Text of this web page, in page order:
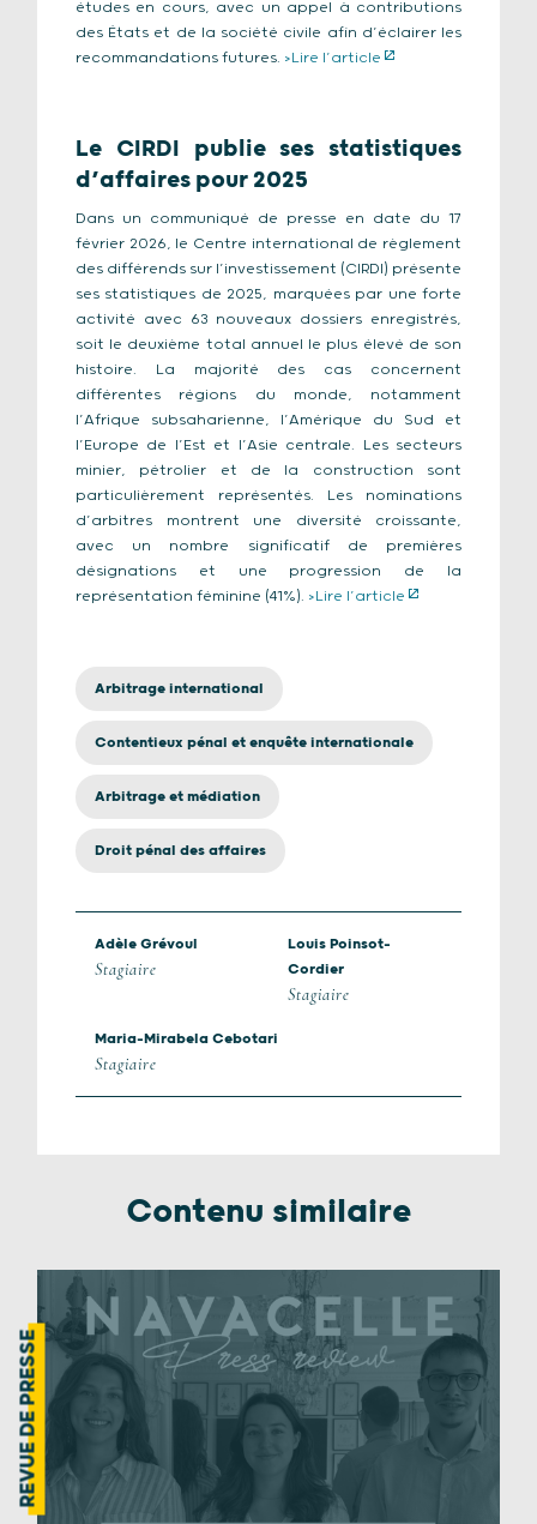
études en cours, avec un appel à contributions
des États et de la société civile afin d’éclairer les
recommandations futures. >Lire l’article
Le CIRDI publie ses statistiques
d’affaires pour 2025
Dans un communiqué de presse en date du 17
février 2026, le Centre international de règlement
des différends sur l’investissement (CIRDI) présente
ses statistiques de 2025, marquées par une forte
activité avec 63 nouveaux dossiers enregistrés,
soit le deuxième total annuel le plus élevé de son
histoire. La majorité des cas concernent
différentes régions du monde, notamment
l’Afrique subsaharienne, l’Amérique du Sud et
l’Europe de l’Est et l’Asie centrale. Les secteurs
minier, pétrolier et de la construction sont
particulièrement représentés. Les nominations
d’arbitres montrent une diversité croissante,
avec un nombre significatif de premières
désignations et une progression de la
représentation féminine (41%). >Lire l’article
Arbitrage international
Contentieux pénal et enquête internationale
Arbitrage et médiation
Droit pénal des affaires
Adèle Grévoul
Stagiaire
Louis Poinsot-
Cordier
Stagiaire
Maria-Mirabela Cebotari
Stagiaire
Contenu similaire
REVUE DE PRESSE